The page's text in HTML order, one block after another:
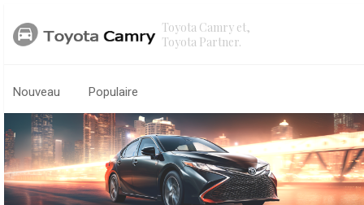
Toyota Camry et,
Toyota Partner.
Nouveau Populaire